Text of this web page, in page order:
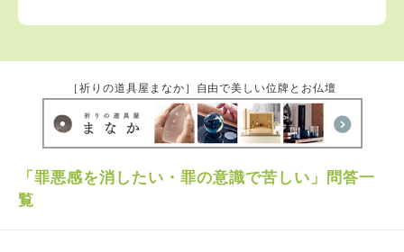
［祈りの道具屋まなか］自由で美しい位牌とお仏壇
「罪悪感を消したい・罪の意識で苦しい」問答一
覧